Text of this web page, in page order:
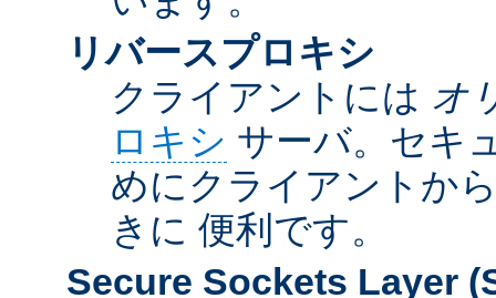
リバースプロキシ
クライアントには オ
ロキシ サーバ。セキ
めにクライアントか
きに 便利です。
Secure Sockets Layer